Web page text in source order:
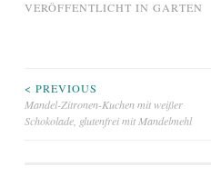
VERÖFFENTLICHT IN GARTEN
Beitragsnavigation
< PREVIOUS
Mandel-Zitronen-Kuchen mit weißer
Schokolade, glutenfrei mit Mandelmehl